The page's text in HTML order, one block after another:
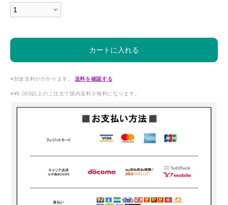
カートに入れる
※別途送料がかかります。 送料を確認する
※¥9,000以上のご注文で国内送料が無料になります。